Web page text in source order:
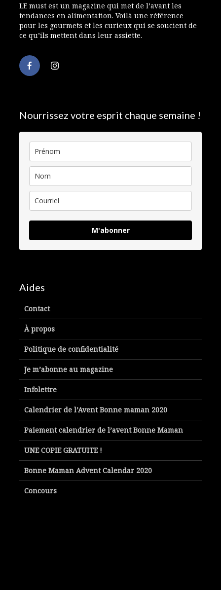
LE must est un magazine qui met de l’avant les
tendances en alimentation. Voilà une référence
pour les gourmets et les curieux qui se soucient de
ce qu’ils mettent dans leur assiette.
Nourrissez votre esprit chaque semaine !
M'abonner
Aides
Contact
À propos
Politique de confidentialité
Je m’abonne au magazine
Infolettre
Calendrier de l’Avent Bonne maman 2020
Paiement calendrier de l’avent Bonne Maman
UNE COPIE GRATUITE !
Bonne Maman Advent Calendar 2020
Concours